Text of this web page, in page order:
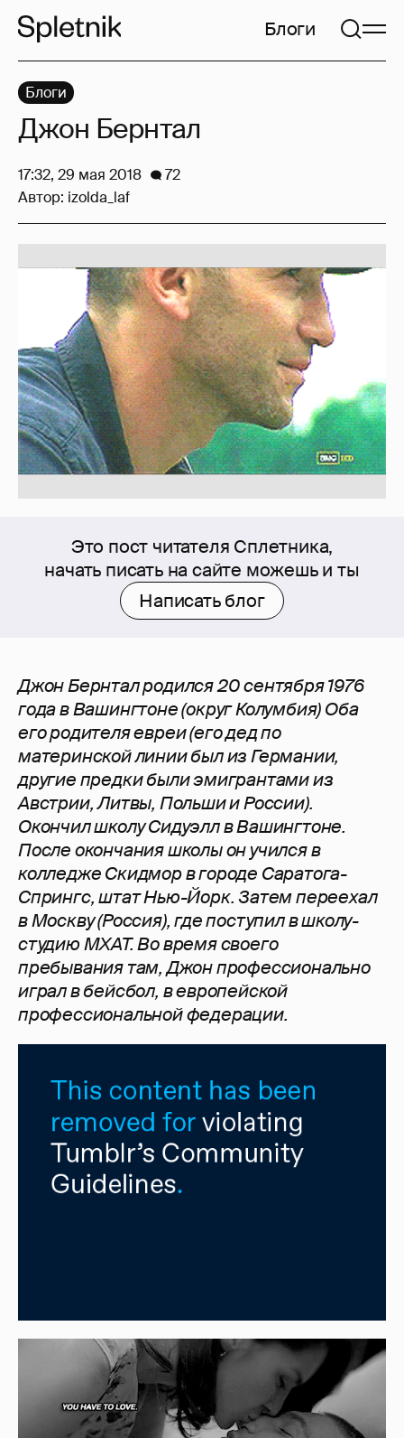
Блоги
Это пост читателя Сплетника,
начать писать на сайте можешь и ты
Написать блог
Джон Бернтал родился 20 сентября 1976
года в Вашингтоне (округ Колумбия) Оба
его родителя евреи (его дед по
материнской линии был из Германии,
другие предки были эмигрантами из
Австрии, Литвы, Польши и России).
Окончил школу Сидуэлл в Вашингтоне.
После окончания школы он учился в
колледже Скидмор в городе Саратога-
Спрингс, штат Нью-Йорк. Затем переехал
в Москву (Россия), где поступил в школу-
студию МХАТ. Во время своего
пребывания там, Джон профессионально
играл в бейсбол, в европейской
профессиональной федерации.
Блоги
Джон Бернтал
17:32, 29 мая 2018
72
Автор: izolda_laf